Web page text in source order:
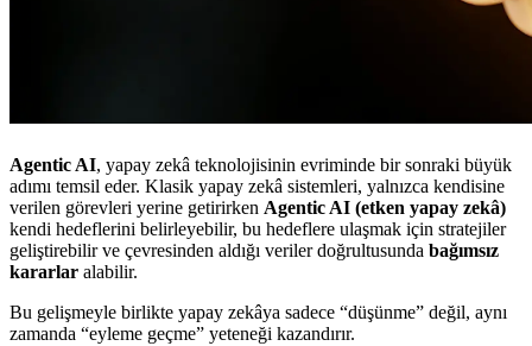
Agentic AI, yapay zekâ teknolojisinin evriminde bir sonraki büyük
adımı temsil eder. Klasik yapay zekâ sistemleri, yalnızca kendisine
verilen görevleri yerine getirirken Agentic AI (etken yapay zekâ)
kendi hedeflerini belirleyebilir, bu hedeflere ulaşmak için stratejiler
geliştirebilir ve çevresinden aldığı veriler doğrultusunda bağımsız
kararlar alabilir.
Bu gelişmeyle birlikte yapay zekâya sadece “düşünme” değil, aynı
zamanda “eyleme geçme” yeteneği kazandırır.